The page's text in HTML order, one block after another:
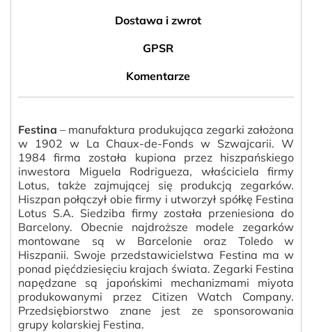
Dostawa i zwrot
GPSR
Komentarze
Festina – manufaktura produkująca zegarki założona
w 1902 w La Chaux-de-Fonds w Szwajcarii. W
1984 firma została kupiona przez hiszpańskiego
inwestora Miguela Rodrigueza, właściciela firmy
Lotus, także zajmującej się produkcją zegarków.
Hiszpan połączył obie firmy i utworzył spółkę Festina
Lotus S.A. Siedziba firmy została przeniesiona do
Barcelony. Obecnie najdroższe modele zegarków
montowane są w Barcelonie oraz Toledo w
Hiszpanii. Swoje przedstawicielstwa Festina ma w
ponad pięćdziesięciu krajach świata. Zegarki Festina
napędzane są japońskimi mechanizmami miyota
produkowanymi przez Citizen Watch Company.
Przedsiębiorstwo znane jest ze sponsorowania
grupy kolarskiej Festina.